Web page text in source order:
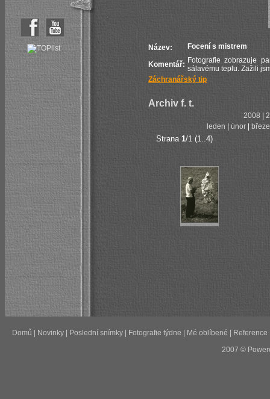
Název: Focení s mistrem
Komentář: Fotografie zobrazuje
sálavému teplu. Zažili
Záchranářský tip
Archiv f. t.
2008
leden
únor
Strana 1/1 (1..4)
Domů Novinky| Poslední snímky| Fotografie týdne Mé oblíbené Reference
2007 ©